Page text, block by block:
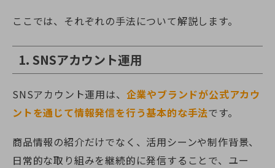
ここでは、それぞれの手法について解説します。
1. SNSアカウント運用
SNSアカウント運用は、 企業やブランドが公式アカウ
ントを通じて情報発信を行う基本的な手法です。
商品情報の紹介だけでなく、活用シーンや制作背景、
日常的な取り組みを継続的に発信することで、ユー